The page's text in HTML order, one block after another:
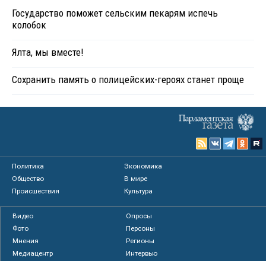
Государство поможет сельским пекарям испечь
колобок
Ялта, мы вместе!
Сохранить память о полицейских-героях станет проще
Политика
Экономика
Общество
В мире
Происшествия
Культура
Видео
Опросы
Фото
Персоны
Мнения
Регионы
Медиацентр
Интервью